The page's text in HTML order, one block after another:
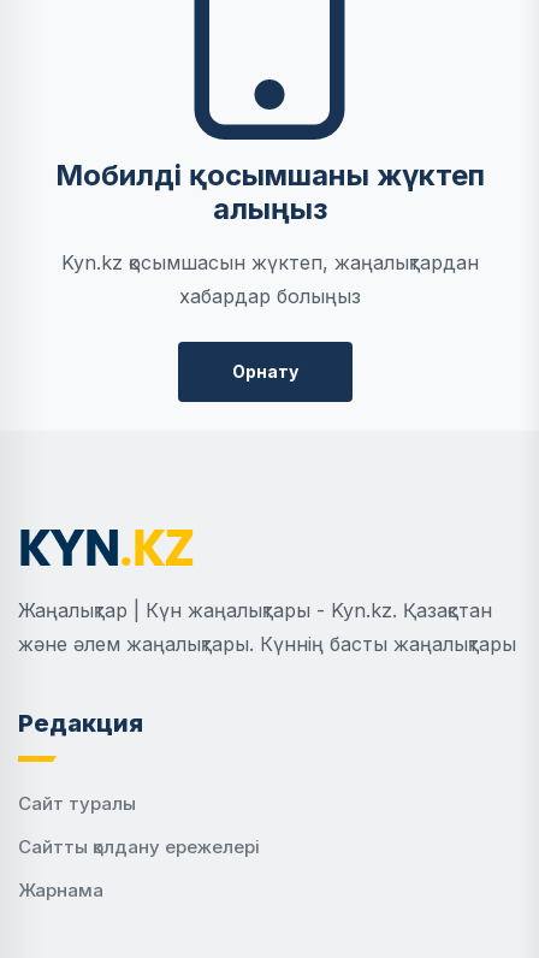
Мобилді қосымшаны жүктеп
алыңыз
Kyn.kz қосымшасын жүктеп, жаңалықтардан
хабардар болыңыз
Орнату
Жаңалықтар | Күн жаңалықтары - Kyn.kz. Қазақстан
және әлем жаңалықтары. Күннің басты жаңалықтары
Редакция
Сайт туралы
Сайтты қолдану ережелері
Жарнама